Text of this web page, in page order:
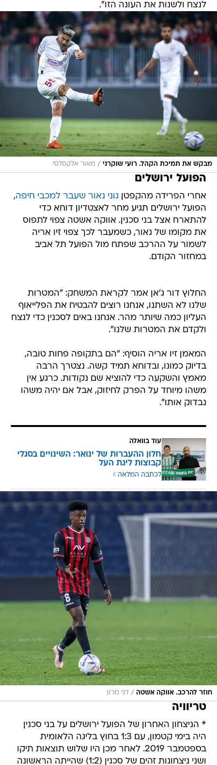
לנצח ולשנות את העונה הזו".
מבקש את תמיכת הקהל. רועי שוקרני / מאור אלקסלסי
הפועל ירושלים
אחרי הפרידה מהקפטן גוני נאור שעבר למכבי חיפה,
הפועל ירושלים תגיע מחר לאצטדיון דוחא כדי
להתארח אצל בני סכנין. אווקה אשטה צפוי לתפוס
את מקומו של נאור, כשמעבר לכך צפוי זיו אריה
לשמור על ההרכב שפתח מול הפועל תל אביב
במחזור הקודם.
החלוץ דור ג'אן אמר לקראת המשחק: "המטרות
שלנו לא השתנו, אנחנו רוצים להבטיח את הפלייאוף
העליון כמה שיותר מהר. אנחנו באים לסכנין כדי לנצח
ולקדם את המטרות שלנו".
המאמן זיו אריה הוסיף: "הם בתקופה פחות טובה,
בדיוק כמונו, ובדוחא תמיד קשה. נצטרך הרבה
מאמץ והשקעה כדי להוציא שם נקודות. כרגע אין
משהו מיוחד על הפרק לחיזוק, אבל אם יהיה משהו
נבדוק אותו".
עוד בוואלה
חלון ההעברות של ינואר: השינויים בסגלי
קבוצות ליגת העל
לכתבה המלאה
חוזר להרכב. אווקה אשטה / דני מרון
טריוויה
* הניצחון האחרון של הפועל ירושלים על בני סכנין
היה בימי קטמון, עם 1:3 בחוץ בליגה הלאומית
בספטמבר 2019. לאחר מכן היו שלוש תוצאות תיקו
ושני ניצחונות זהים של סכנין (1:2) שהייתה הראשונה